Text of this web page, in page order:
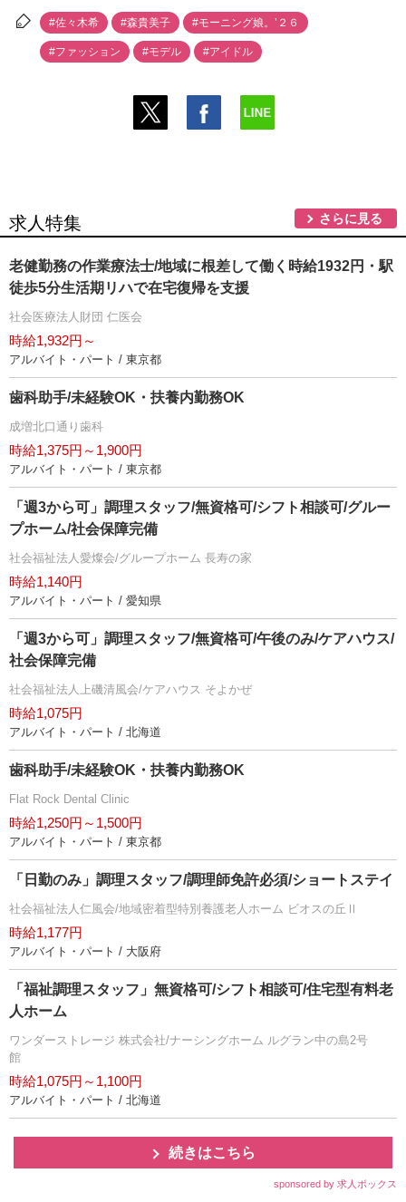
#佐々木希 #森貴美子 #モーニング娘。’２６
#ファッション #モデル #アイドル
求人特集 さらに見る
老健勤務の作業療法士/地域に根差して働く時給1932円・駅
徒歩5分生活期リハで在宅復帰を支援
社会医療法人財団 仁医会
時給1,932円～
アルバイト・パート / 東京都
歯科助手/未経験OK・扶養内勤務OK
成増北口通り歯科
時給1,375円～1,900円
アルバイト・パート / 東京都
「週3から可」調理スタッフ/無資格可/シフト相談可/グルー
プホーム/社会保障完備
社会福祉法人愛燦会/グループホーム 長寿の家
時給1,140円
アルバイト・パート / 愛知県
「週3から可」調理スタッフ/無資格可/午後のみ/ケアハウス/
社会保障完備
社会福祉法人上磯清風会/ケアハウス そよかぜ
時給1,075円
アルバイト・パート / 北海道
歯科助手/未経験OK・扶養内勤務OK
Flat Rock Dental Clinic
時給1,250円～1,500円
アルバイト・パート / 東京都
「日勤のみ」調理スタッフ/調理師免許必須/ショートステイ
社会福祉法人仁風会/地域密着型特別養護老人ホーム ビオスの丘Ⅱ
時給1,177円
アルバイト・パート / 大阪府
「福祉調理スタッフ」無資格可/シフト相談可/住宅型有料老
人ホーム
ワンダーストレージ 株式会社/ナーシングホーム ルグラン中の島2号
館
時給1,075円～1,100円
アルバイト・パート / 北海道
続きはこちら
sponsored by 求人ボックス